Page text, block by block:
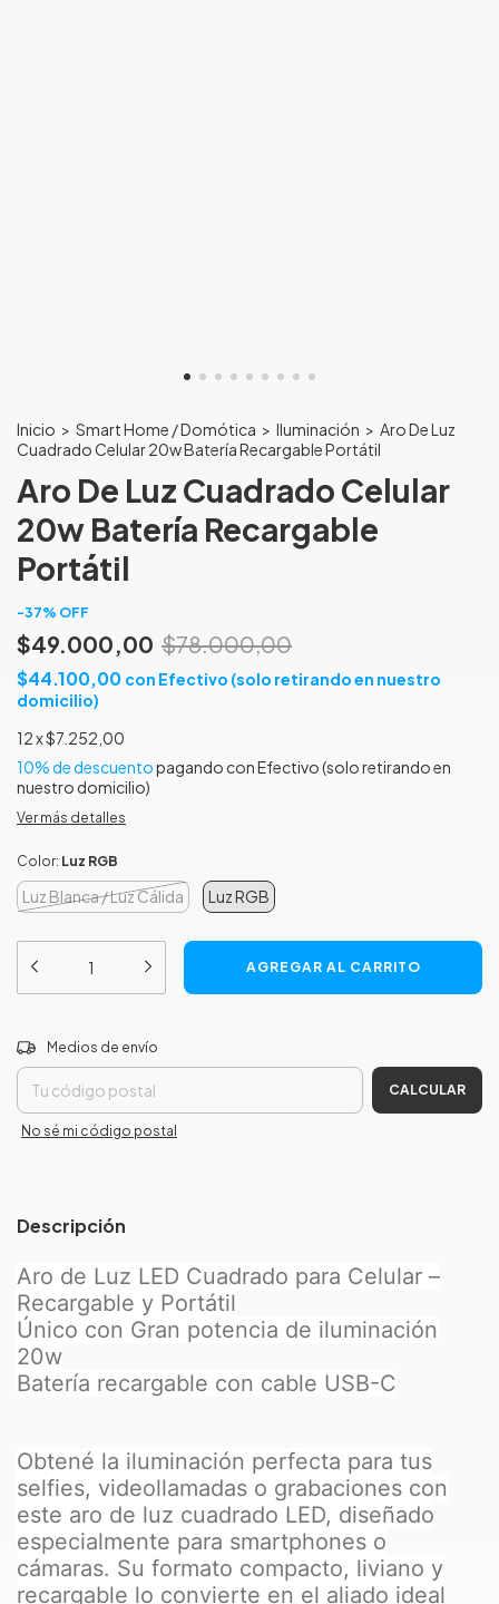
Inicio > Smart Home / Domótica > Iluminación > Aro De Luz
Cuadrado Celular 20w Batería Recargable Portátil
Aro De Luz Cuadrado Celular
20w Batería Recargable
Portátil
-37% OFF
$49.000,00 $78.000,00
$44.100,00 con Efectivo (solo retirando en nuestro
domicilio)
12x$7.252,00
10% de descuentopagando con Efectivo (solo retirando en
nuestro domicilio)
Ver más detalles
Color: Luz RGB
Luz Blanca / Luz Cálida Luz RGB
Entregas para el CP:
Medios de envío
CALCULAR
No sé mi código postal
Descripción
Aro de Luz LED Cuadrado para Celular –
Recargable y Portátil
Único con Gran potencia de iluminación
20w
Batería recargable con cable USB-C
Obtené la iluminación perfecta para tus
selfies, videollamadas o grabaciones con
este aro de luz cuadrado LED, diseñado
especialmente para smartphones o
cámaras. Su formato compacto, liviano y
recargable lo convierte en el aliado ideal